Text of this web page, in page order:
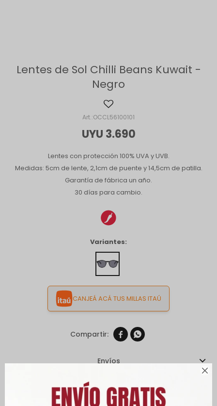

Lentes de Sol Chilli Beans Kuwait -
Negro
OCCL56100101
UYU 3.690
Lentes con protección 100% UVA y UVB.
Medidas: 5cm de lente, 2,1cm de puente y 14,5cm de patilla.
Garantía de fábrica un año.
30 días para cambio.
Variantes:
CANJEÁ ACÁ TUS MILLAS ITAÚ
 
Envíos
Cambios y Devoluciones
Medios de pago